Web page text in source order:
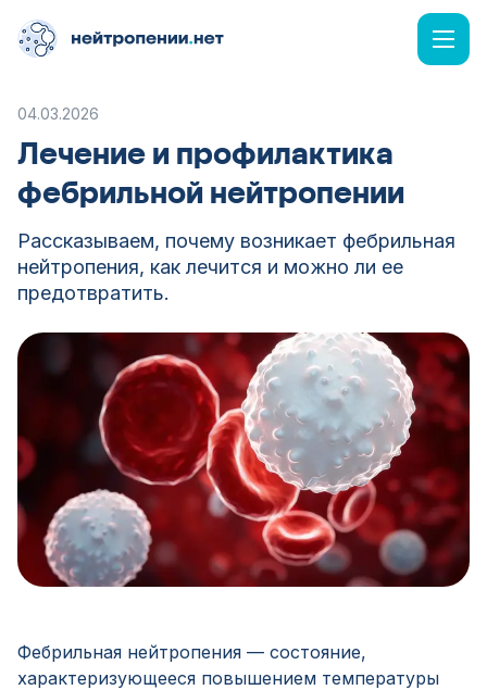
04.03.2026
Лечение и профилактика
фебрильной нейтропении
Рассказываем, почему возникает фебрильная
нейтропения, как лечится и можно ли ее
предотвратить.
Фебрильная нейтропения — состояние,
характеризующееся повышением температуры